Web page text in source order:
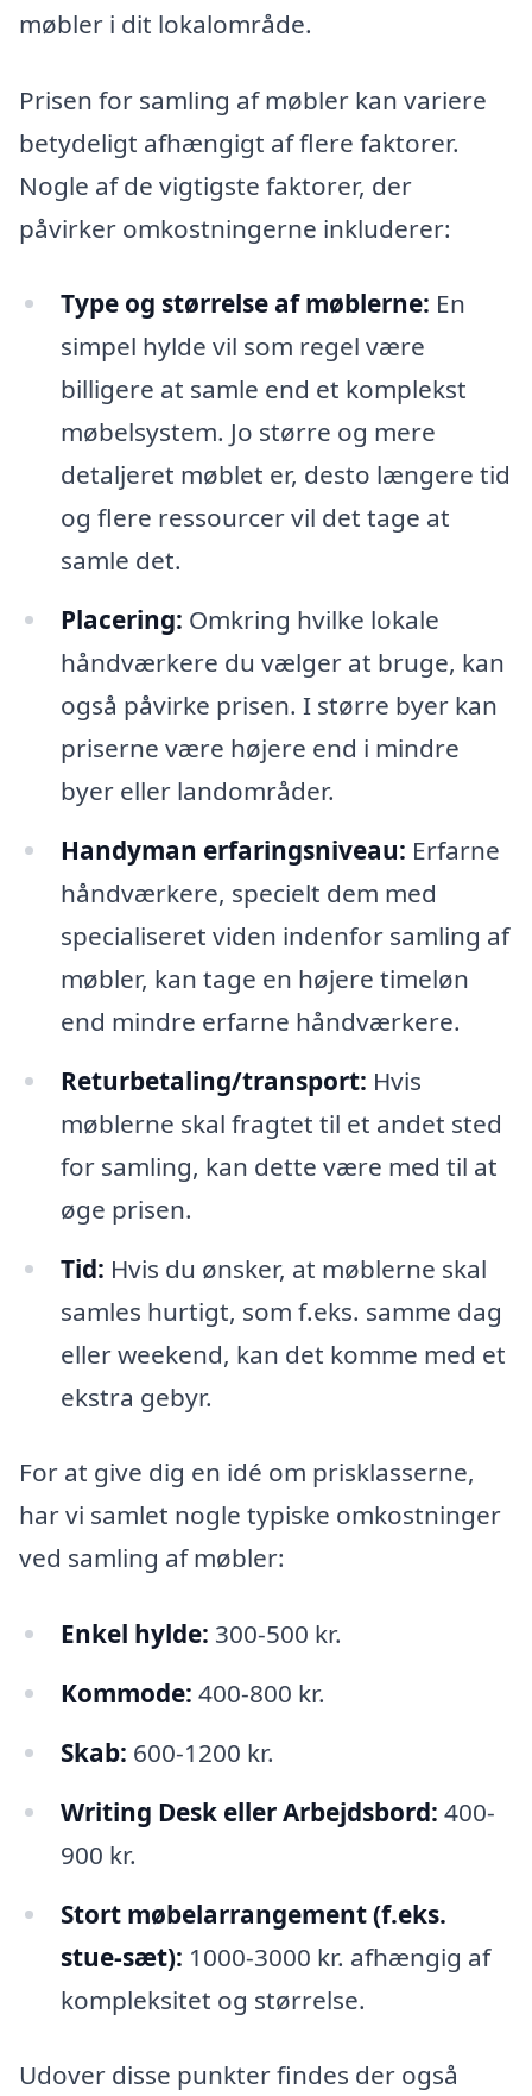
møbler i dit lokalområde.
Prisen for samling af møbler kan variere
betydeligt afhængigt af flere faktorer.
Nogle af de vigtigste faktorer, der
påvirker omkostningerne inkluderer:
Type og størrelse af møblerne: En
simpel hylde vil som regel være
billigere at samle end et komplekst
møbelsystem. Jo større og mere
detaljeret møblet er, desto længere tid
og flere ressourcer vil det tage at
samle det.
Placering: Omkring hvilke lokale
håndværkere du vælger at bruge, kan
også påvirke prisen. I større byer kan
priserne være højere end i mindre
byer eller landområder.
Handyman erfaringsniveau: Erfarne
håndværkere, specielt dem med
specialiseret viden indenfor samling af
møbler, kan tage en højere timeløn
end mindre erfarne håndværkere.
Returbetaling/transport: Hvis
møblerne skal fragtet til et andet sted
for samling, kan dette være med til at
øge prisen.
Tid: Hvis du ønsker, at møblerne skal
samles hurtigt, som f.eks. samme dag
eller weekend, kan det komme med et
ekstra gebyr.
For at give dig en idé om prisklasserne,
har vi samlet nogle typiske omkostninger
ved samling af møbler:
Enkel hylde: 300-500 kr.
Kommode: 400-800 kr.
Skab: 600-1200 kr.
Writing Desk eller Arbejdsbord: 400-
900 kr.
Stort møbelarrangement (f.eks.
stue-sæt): 1000-3000 kr. afhængig af
kompleksitet og størrelse.
Udover disse punkter findes der også